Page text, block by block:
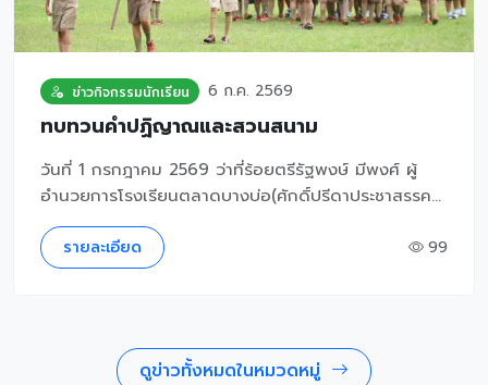
ข่าวกิจกรรมนักเรียน 6 ก.ค. 2569
ทบทวนคำปฏิญาณและสวนสนาม
วันที่ 1 กรกฎาคม 2569 ว่าที่ร้อยตรีรัฐพงษ์ มีพงศ์ ผู้
อำนวยการโรงเรียนตลาดบางบ่อ(ศักดิ์ปรีดาประชาสรรค...
รายละเอียด 99
ดูข่าวทั้งหมดในหมวดหมู่